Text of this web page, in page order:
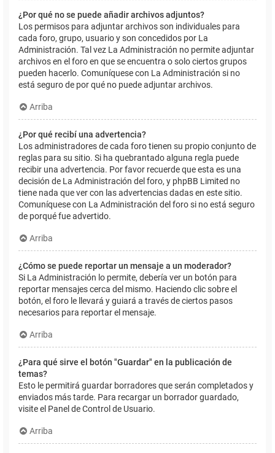
¿Por qué no se puede añadir archivos adjuntos?
Los permisos para adjuntar archivos son individuales para
cada foro, grupo, usuario y son concedidos por La
Administración. Tal vez La Administración no permite adjuntar
archivos en el foro en que se encuentra o solo ciertos grupos
pueden hacerlo. Comuníquese con La Administración si no
está seguro de por qué no puede adjuntar archivos.
Arriba
¿Por qué recibí una advertencia?
Los administradores de cada foro tienen su propio conjunto de
reglas para su sitio. Si ha quebrantado alguna regla puede
recibir una advertencia. Por favor recuerde que esta es una
decisión de La Administración del foro, y phpBB Limited no
tiene nada que ver con las advertencias dadas en este sitio.
Comuníquese con La Administración del foro si no está seguro
de porqué fue advertido.
Arriba
¿Cómo se puede reportar un mensaje a un moderador?
Si La Administración lo permite, debería ver un botón para
reportar mensajes cerca del mismo. Haciendo clic sobre el
botón, el foro le llevará y guiará a través de ciertos pasos
necesarios para reportar el mensaje.
Arriba
¿Para qué sirve el botón "Guardar" en la publicación de
temas?
Esto le permitirá guardar borradores que serán completados y
enviados más tarde. Para recargar un borrador guardado,
visite el Panel de Control de Usuario.
Arriba